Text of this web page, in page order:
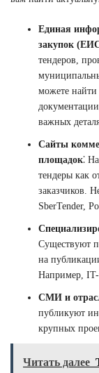
Единая
закупок
тендеров,
можете
важных
Сайты
площадок⁚
тендеры как
заказчиков.
SberTender,
Существуют
на
Например, IT-
СМИ и
публикуют
крупных
Читать далее